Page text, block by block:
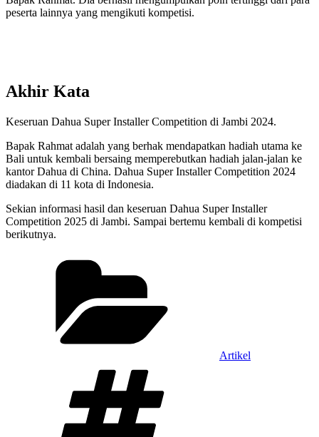
peserta lainnya yang mengikuti kompetisi.
Akhir Kata
Keseruan Dahua Super Installer Competition di Jambi 2024.
Bapak Rahmat adalah yang berhak mendapatkan hadiah utama ke
Bali untuk kembali bersaing memperebutkan hadiah jalan-jalan ke
kantor Dahua di China. Dahua Super Installer Competition 2024
diadakan di 11 kota di Indonesia.
Sekian informasi hasil dan keseruan Dahua Super Installer
Competition 2025 di Jambi. Sampai bertemu kembali di kompetisi
berikutnya.
Artikel